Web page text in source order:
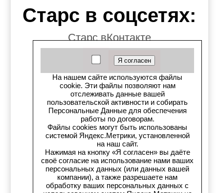
Старс в соцсетях:
Старс вКонтакте
Старс в YouTube
Телеграм-канал
Старс на Drom.ru
Старс в auto.ru
Старс в картах Яндекс
Старс в картах 2ГИС
Старс на Avito.ru
На нашем сайте используются файлы
cookie. Эти файлы позволяют нам
отслеживать данные вашей
пользовательской активности и собирать
Персональные Данные для обеспечения
работы по договорам.
Файлы cookies могут быть использованы
системой Яндекс.Метрики, установленной
на наш сайт.
Нажимая на кнопку «Я согласен» вы даёте
своё согласие на использование нами ваших
персональных данных (или данных вашей
компании), а также разрешаете нам
обработку ваших персональных данных с